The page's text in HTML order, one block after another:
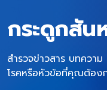
กระดูกสัน
สำรวจข่าวสาร บทควา
โรคหรือหัวข้อที่คุณต้อง